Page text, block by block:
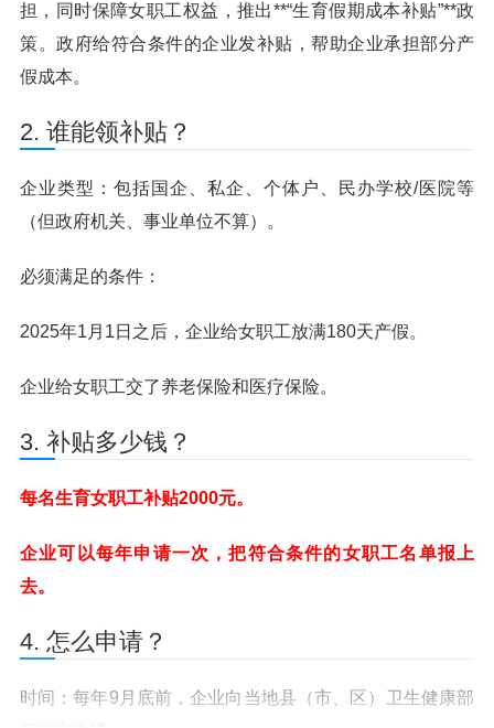
担，同时保障女职工权益，推出**“生育假期成本补贴”**政
策。政府给符合条件的企业发补贴，帮助企业承担部分产
假成本。
2. 谁能领补贴？
企业类型：包括国企、私企、个体户、民办学校/医院等
（但政府机关、事业单位不算）。
必须满足的条件：
2025年1月1日之后，企业给女职工放满180天产假。
企业给女职工交了养老保险和医疗保险。
3. 补贴多少钱？
每名生育女职工补贴2000元。
企业可以每年申请一次，把符合条件的女职工名单报上
去。
4. 怎么申请？
时间：每年9月底前，企业向当地县（市、区）卫生健康部